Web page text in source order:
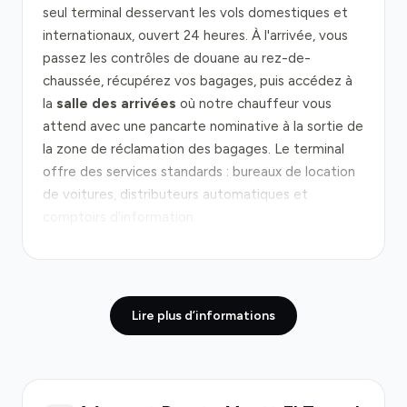
seul terminal desservant les vols domestiques et
internationaux, ouvert 24 heures. À l'arrivée, vous
passez les contrôles de douane au rez-de-
chaussée, récupérez vos bagages, puis accédez à
la salle des arrivées où notre chauffeur vous
attend avec une pancarte nominative à la sortie de
la zone de réclamation des bagages. Le terminal
offre des services standards : bureaux de location
de voitures, distributeurs automatiques et
Panamericana), un axe routier bien développé qui
relie le centre du pays à la région sud. La distance
Lire plus d’informations